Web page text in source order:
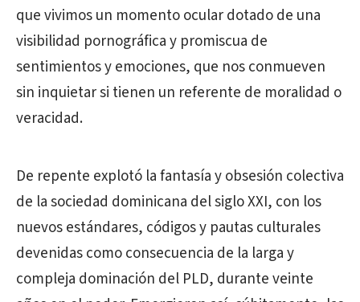
que vivimos un momento ocular dotado de una
visibilidad pornográfica y promiscua de
sentimientos y emociones, que nos conmueven
sin inquietar si tienen un referente de moralidad o
veracidad.
De repente explotó la fantasía y obsesión colectiva
de la sociedad dominicana del siglo XXI, con los
nuevos estándares, códigos y pautas culturales
devenidas como consecuencia de la larga y
compleja dominación del PLD, durante veinte